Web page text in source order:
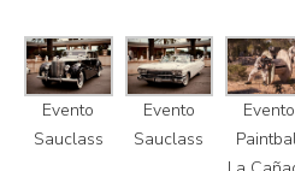
Evento
Sauclass
Evento
Sauclass
Evento